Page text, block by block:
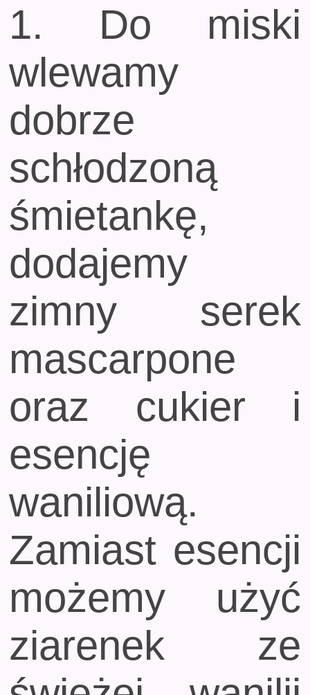
1. Do miski
wlewamy
dobrze
schłodzoną
śmietankę,
dodajemy
zimny serek
mascarpone
oraz cukier i
esencję
waniliową.
Zamiast esencji
możemy użyć
ziarenek ze